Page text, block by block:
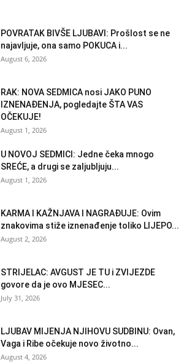
POVRATAK BIVŠE LJUBAVI: Prošlost se ne
najavljuje, ona samo POKUCA i...
August 6, 2026
RAK: NOVA SEDMICA nosi JAKO PUNO
IZNENAĐENJA, pogledajte ŠTA VAS
OČEKUJE!
August 1, 2026
U NOVOJ SEDMICI: Jedne čeka mnogo
SREĆE, a drugi se zaljubljuju...
August 1, 2026
KARMA I KAŽNJAVA I NAGRAĐUJE: Ovim
znakovima stiže iznenađenje toliko LIJEPO...
August 2, 2026
STRIJELAC: AVGUST JE TU i ZVIJEZDE
govore da je ovo MJESEC...
July 31, 2026
LJUBAV MIJENJA NJIHOVU SUDBINU: Ovan,
Vaga i Ribe očekuje novo životno...
August 4, 2026